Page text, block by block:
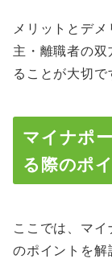
メリットとデ
主・離職者の
ることが大切で
マイナポ
る際のポ
ここでは、マ
のポイントを解